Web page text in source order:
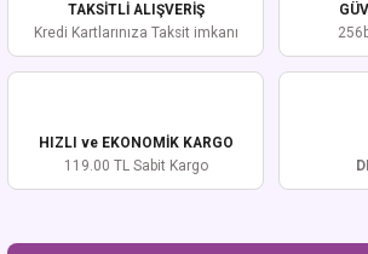
Ürün resmi kalitesiz, bozuk veya
Ürün fiyatı diğer sitelerden daha pahalı.
Bu ürüne benzer farklı alternatifler olmalı.
TAKSİTLİ ALIŞVERİŞ
Kredi Kartlarınıza Taksit imkanı
HIZLI ve EKONOMİK KARGO
119.00 TL Sabit Kargo